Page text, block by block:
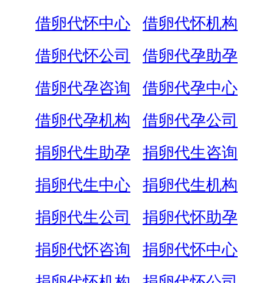
借卵代怀中心
借卵代怀机构
借卵代怀公司
借卵代孕助孕
借卵代孕咨询
借卵代孕中心
借卵代孕机构
借卵代孕公司
捐卵代生助孕
捐卵代生咨询
捐卵代生中心
捐卵代生机构
捐卵代生公司
捐卵代怀助孕
捐卵代怀咨询
捐卵代怀中心